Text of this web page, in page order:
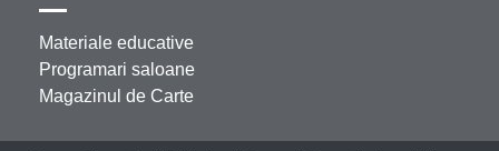
Materiale educative
Programari saloane
Magazinul de Carte